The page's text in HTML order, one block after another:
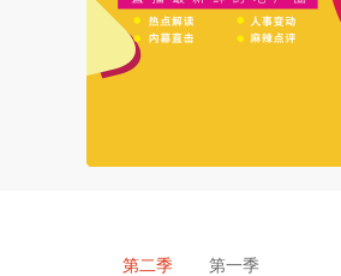
第二季 第一季